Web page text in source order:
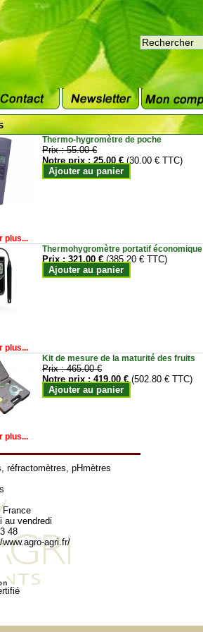
Thermo-hygromètre de poche
Prix :55.00 €
Notre prix :25.00 € (30.00 € TTC)
Ajouter au panier
plus...
Thermohygromètre portatif économique
Prix :321.00 € (385.20 € TTC)
Ajouter au panier
plus...
Kit de mesure de la maturité des fruits
Prix :465.00 €
Notre prix :419.00 € (502.80 € TTC)
Ajouter au panier
plus...
, réfractomètres, pHmètres
France
au vendredi
48
agri.fr/